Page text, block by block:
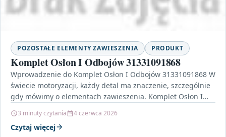
POZOSTAŁE ELEMENTY ZAWIESZENIA PRODUKT
Komplet Osłon I Odbojów 31331091868
Wprowadzenie do Komplet Osłon I Odbojów 31331091868 W
świecie motoryzacji, każdy detal ma znaczenie, szczególnie
gdy mówimy o elementach zawieszenia. Komplet Osłon I
3 minuty czytania 4 czerwca 2026
Czytaj więcej